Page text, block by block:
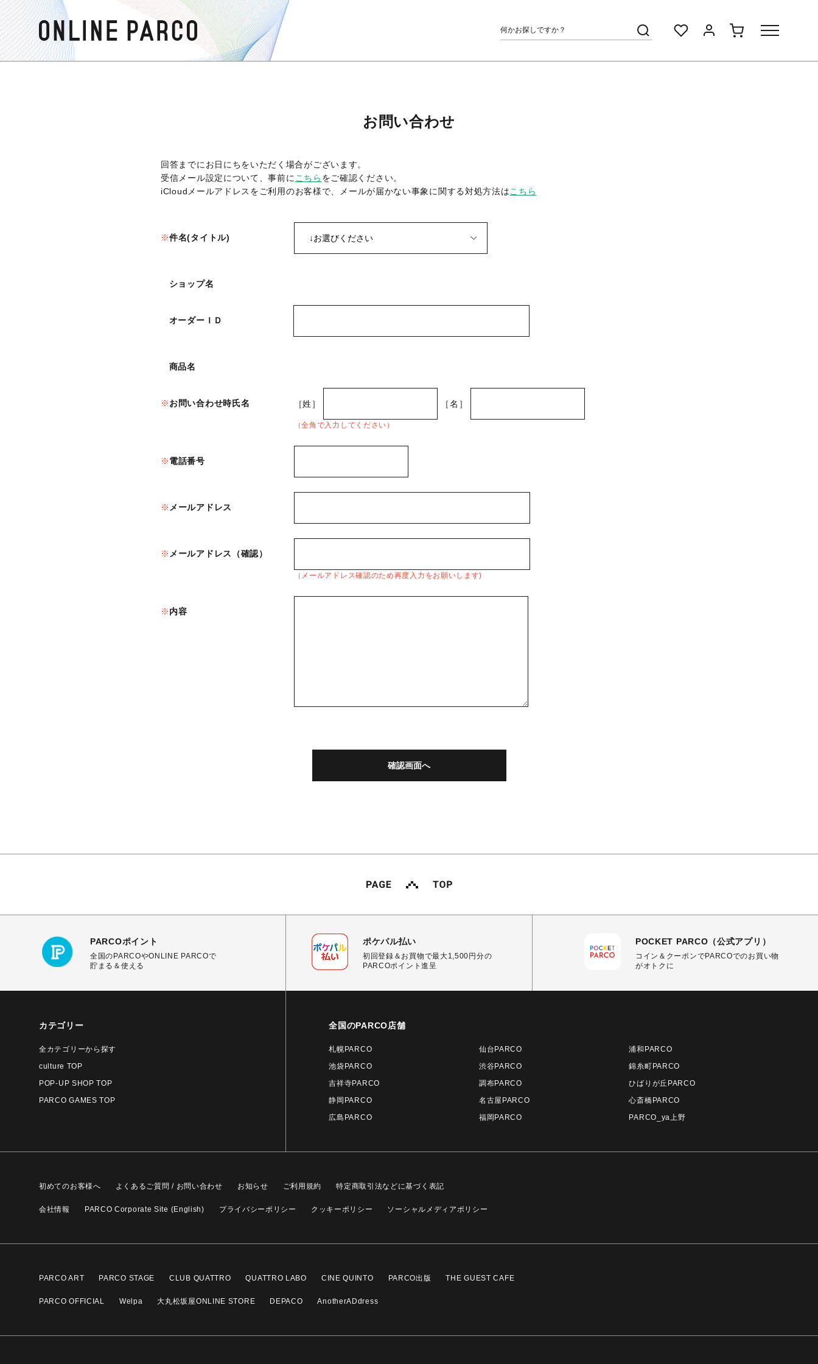
お問い合わせ
回答までにお日にちをいただく場合がございます。
受信メール設定について、事前に こちら をご確認ください。
iCloudメールアドレスをご利用のお客様で、メールが届かない事象に関する対処方法はこちら
件名(タイトル)
ショップ名
オーダーＩＤ
商品名
お問い合わせ時氏名 ［姓］ ［名］
（全角で入力してください）
電話番号
メールアドレス
メールアドレス（確認）
（メールアドレス確認のため再度入力をお願いします)
内容
PARCOポイント
全国のPARCOやONLINE PARCOで
貯まる＆使える
ポケパル払い
初回登録＆お買物で最大1,500円分の
PARCOポイント進呈
POCKET PARCO（公式アプリ）
コイン＆クーポンでPARCOでのお買い物
がオトクに
カテゴリー
全カテゴリーから探す
culture TOP
POP-UP SHOP TOP
PARCO GAMES TOP
全国のPARCO店舗
札幌PARCO 仙台PARCO
浦和PARCO
池袋PARCO
渋谷PARCO
錦糸町PARCO
吉祥寺PARCO
調布PARCO
ひばりが丘PARCO
静岡PARCO
名古屋PARCO
心斎橋PARCO
広島PARCO
福岡PARCO PARCO_ya上野
初めてのお客様へ よくあるご質問 / お問い合わせ お知らせ ご利用規約 特定商取引法などに基づく表記
会社情報 PARCO Corporate Site (English) プライバシーポリシー クッキーポリシー ソーシャルメディアポリシー
PARCO ART PARCO STAGE CLUB QUATTRO QUATTRO LABO CINE QUINTO PARCO出版 THE GUEST CAFE
PARCO OFFICIAL Welpa 大丸松坂屋ONLINE STORE DEPACO AnotherADdress